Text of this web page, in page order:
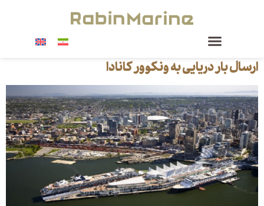
ارسال بار دریایی به ونکوور کانادا